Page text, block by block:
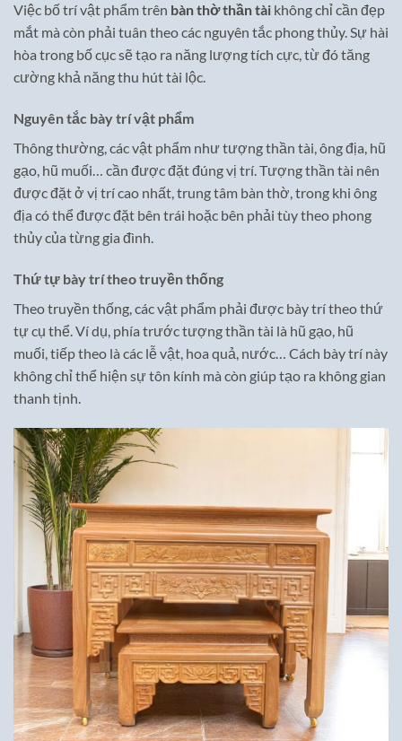
Việc bố trí vật phẩm trên bàn thờ thần tài không chỉ cần đẹp
mắt mà còn phải tuân theo các nguyên tắc phong thủy. Sự hài
hòa trong bố cục sẽ tạo ra năng lượng tích cực, từ đó tăng
cường khả năng thu hút tài lộc.
Nguyên tắc bày trí vật phẩm
Thông thường, các vật phẩm như tượng thần tài, ông địa, hũ
gạo, hũ muối… cần được đặt đúng vị trí. Tượng thần tài nên
được đặt ở vị trí cao nhất, trung tâm bàn thờ, trong khi ông
địa có thể được đặt bên trái hoặc bên phải tùy theo phong
thủy của từng gia đình.
Thứ tự bày trí theo truyền thống
Theo truyền thống, các vật phẩm phải được bày trí theo thứ
tự cụ thể. Ví dụ, phía trước tượng thần tài là hũ gạo, hũ
muối, tiếp theo là các lễ vật, hoa quả, nước… Cách bày trí này
không chỉ thể hiện sự tôn kính mà còn giúp tạo ra không gian
thanh tịnh.